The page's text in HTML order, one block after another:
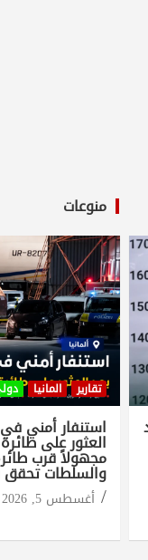
منوعات
تقارير المانيا
استنفار أمني
العثور على
مجهولاً قرب
والسلطات
أغسطس 5, 2026